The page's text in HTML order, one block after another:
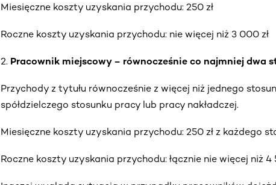
Miesięczne koszty uzyskania przychodu: 250 zł
Roczne koszty uzyskania przychodu: nie więcej niż 3 000 zł
2. Pracownik miejscowy – równocześnie co najmniej dwa
Przychody z tytułu równocześnie z więcej niż jednego
spółdzielczego stosunku pracy lub pracy nakładczej.
Miesięczne koszty uzyskania przychodu: 250 zł z każdego
Roczne koszty uzyskania przychodu: łącznie nie więcej niż 4